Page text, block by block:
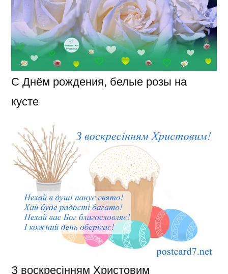
С Днём рождения, белые розы на
кусте
З воскресінням Христовим